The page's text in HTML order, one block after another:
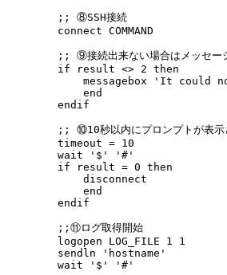
;; ⑧SSH接続
connect COMMAND
;; ⑨接続出来ない場合はメッセー
if result <> 2 then
messagebox 'It could
    end
endif
;; ⑩10秒以内にプロンプトが表示
timeout = 10
wait '$' '#'
if result = 0 then
    disconnect
    end
endif
;;⑪ログ取得開始
logopen LOG_FILE 1 1
sendln 'hostname'
wait '$' '#'